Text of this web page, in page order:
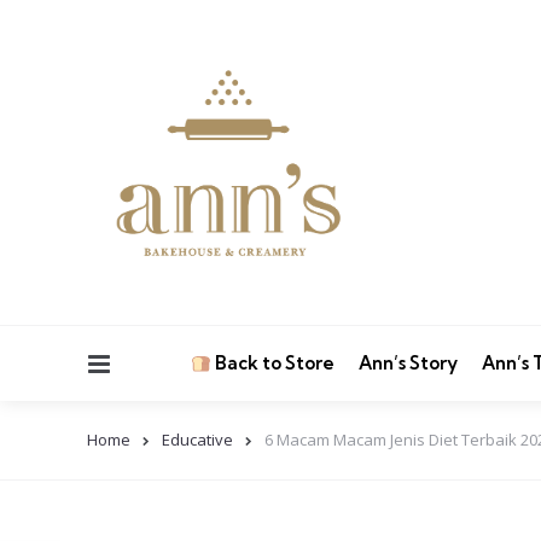
Back to Store Ann’s Story Ann’s
Home Educative 6 Macam Macam Jenis Diet Terbaik